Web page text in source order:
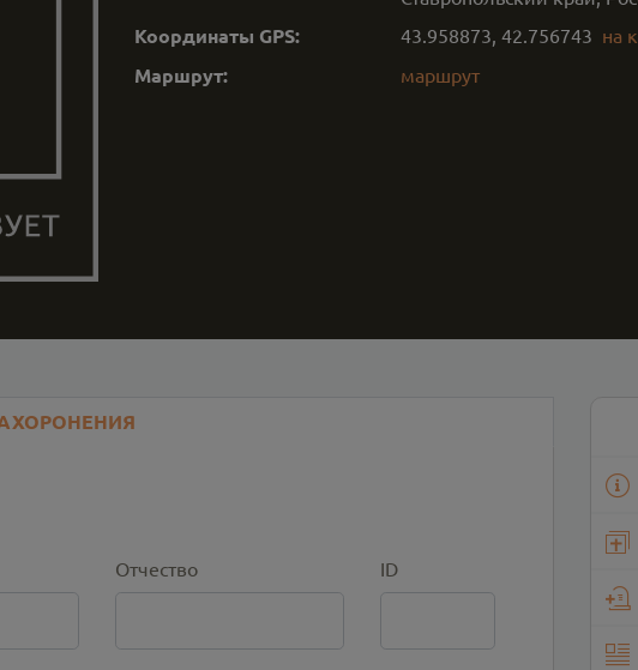
Координаты GPS: 43.958873, 42.756743 на
Маршрут: маршрут
Отчество ID